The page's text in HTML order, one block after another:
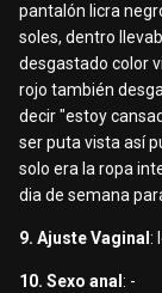
pantalón licra
soles, dentro
desgastado color
rojo también
decir "estoy
ser puta vista así
solo era la ropa
dia de semana
9. Ajuste Vaginal :
10. Sexo anal : -